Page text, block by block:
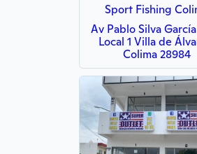
Sport Fishing
Av Pablo Silva
Local 1 Villa de
Colima 28984